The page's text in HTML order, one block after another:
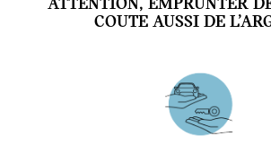
ATTENTION, EMPRUNTER
COUTE AUSSI DE